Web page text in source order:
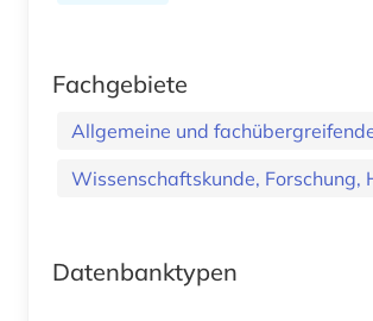
Fachgebiete
Allgemeine und
Wissenschaftskunde, Forschung,
Datenbanktypen